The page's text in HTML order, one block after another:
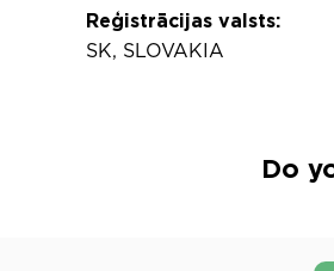
Reģistrācijas valsts:
SK, SLOVAKIA
Do